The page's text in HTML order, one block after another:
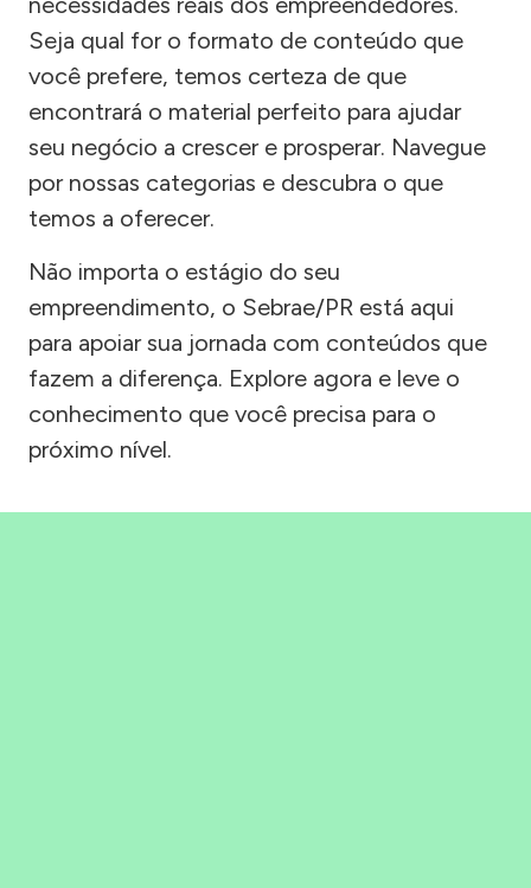
Seja qual for o formato de conteúdo que
você prefere, temos certeza de que
encontrará o material perfeito para ajudar
seu negócio a crescer e prosperar. Navegue
por nossas categorias e descubra o que
temos a oferecer.
Não importa o estágio do seu
empreendimento, o Sebrae/PR está aqui
para apoiar sua jornada com conteúdos que
fazem a diferença. Explore agora e leve o
conhecimento que você precisa para o
próximo nível.